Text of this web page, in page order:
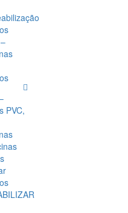
PVC,